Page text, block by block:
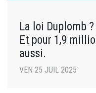
La loi Duplomb
Et pour 1,9
aussi.
VEN 25 JUIL 2025